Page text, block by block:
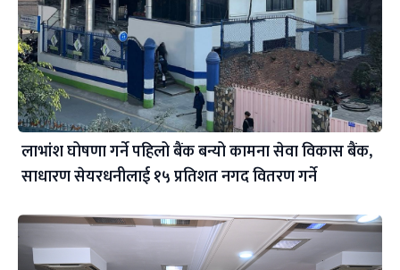
लाभांश घोषणा गर्ने पहिलो बैंक बन्यो कामना सेवा विकास बैंक,
साधारण सेयरधनीलाई १५ प्रतिशत नगद वितरण गर्ने